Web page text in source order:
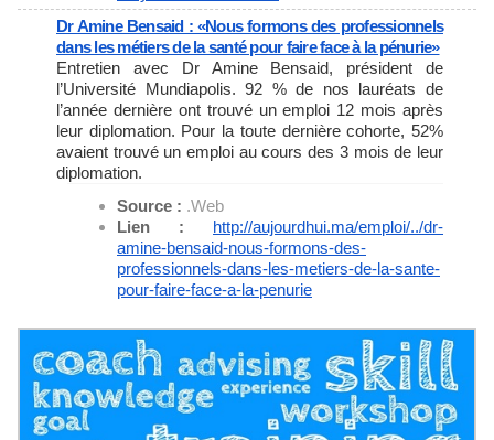
Dr Amine Bensaid : «Nous formons des professionnels
dans les métiers de la santé pour faire face à la pénurie»
Entretien avec Dr Amine Bensaid, président de
l’Université Mundiapolis. 92 % de nos lauréats de
l’année dernière ont trouvé un emploi 12 mois après
leur diplomation. Pour la toute dernière cohorte, 52%
avaient trouvé un emploi au cours des 3 mois de leur
diplomation.
Source : .Web
Lien : http://aujourdhui.ma/emploi/../dr-
amine-bensaid-nous-formons-des-
professionnels-dans-les-metiers-de-la-sante-
pour-faire-face-a-la-penurie